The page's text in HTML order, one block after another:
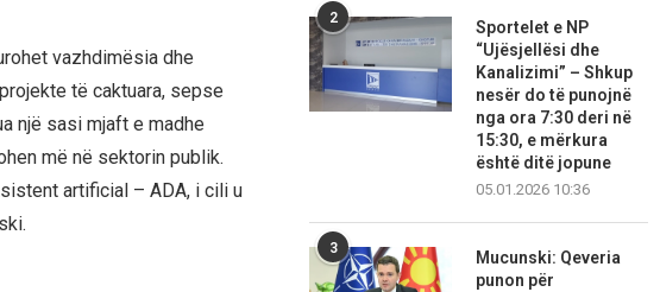
vazhdimësia dhe
të caktuara, sepse
një sasi mjaft e madhe
më në sektorin publik.
artificial – ADA, i cili u
2
Sportelet e NP
“Ujësjellësi dhe
Kanalizimi” – Shkup
nesër do të punojnë
nga ora 7:30 deri në
15:30, e mërkura
është ditë jopune
05.01.2026 10:36
3
Mucunski: Qeveria
punon për